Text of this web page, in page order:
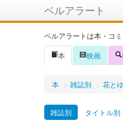
ベルアラート
ベルアラートは本・コ
本
映画
本 > 雑誌別 > 花と
雑誌別 タイトル別